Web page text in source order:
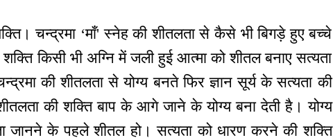
चन्द्रमा ‘माँ' स्नेह की शीतलता से कैसे भी बिगड़े हुए बच्चे
किसी भी अग्नि में जली हुई आत्मा को शीतल बनाए सत्यता
की शीतलता से योग्य बनते फिर ज्ञान सूर्य के सत्यता की
की शक्ति बाप के आगे जाने के योग्य बना देती है। योग्य
जानने के पहले शीतल हो। सत्यता को धारण करने की शक्ति